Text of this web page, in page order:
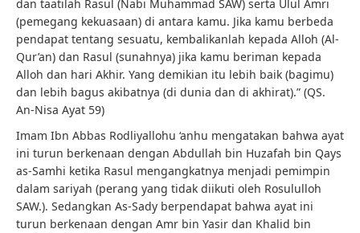
dan taatilah Rasul (Nabi Muhammad SAW) serta Ulul Amri
(pemegang kekuasaan) di antara kamu. Jika kamu berbeda
pendapat tentang sesuatu, kembalikanlah kepada Alloh (Al-
Qur’an) dan Rasul (sunahnya) jika kamu beriman kepada
Alloh dan hari Akhir. Yang demikian itu lebih baik (bagimu)
dan lebih bagus akibatnya (di dunia dan di akhirat).” (QS.
An-Nisa Ayat 59)
Imam Ibn Abbas Rodliyallohu ‘anhu mengatakan bahwa ayat
ini turun berkenaan dengan Abdullah bin Huzafah bin Qays
as-Samhi ketika Rasul mengangkatnya menjadi pemimpin
dalam sariyah (perang yang tidak diikuti oleh Rosululloh
SAW.). Sedangkan As-Sady berpendapat bahwa ayat ini
turun berkenaan dengan Amr bin Yasir dan Khalid bin